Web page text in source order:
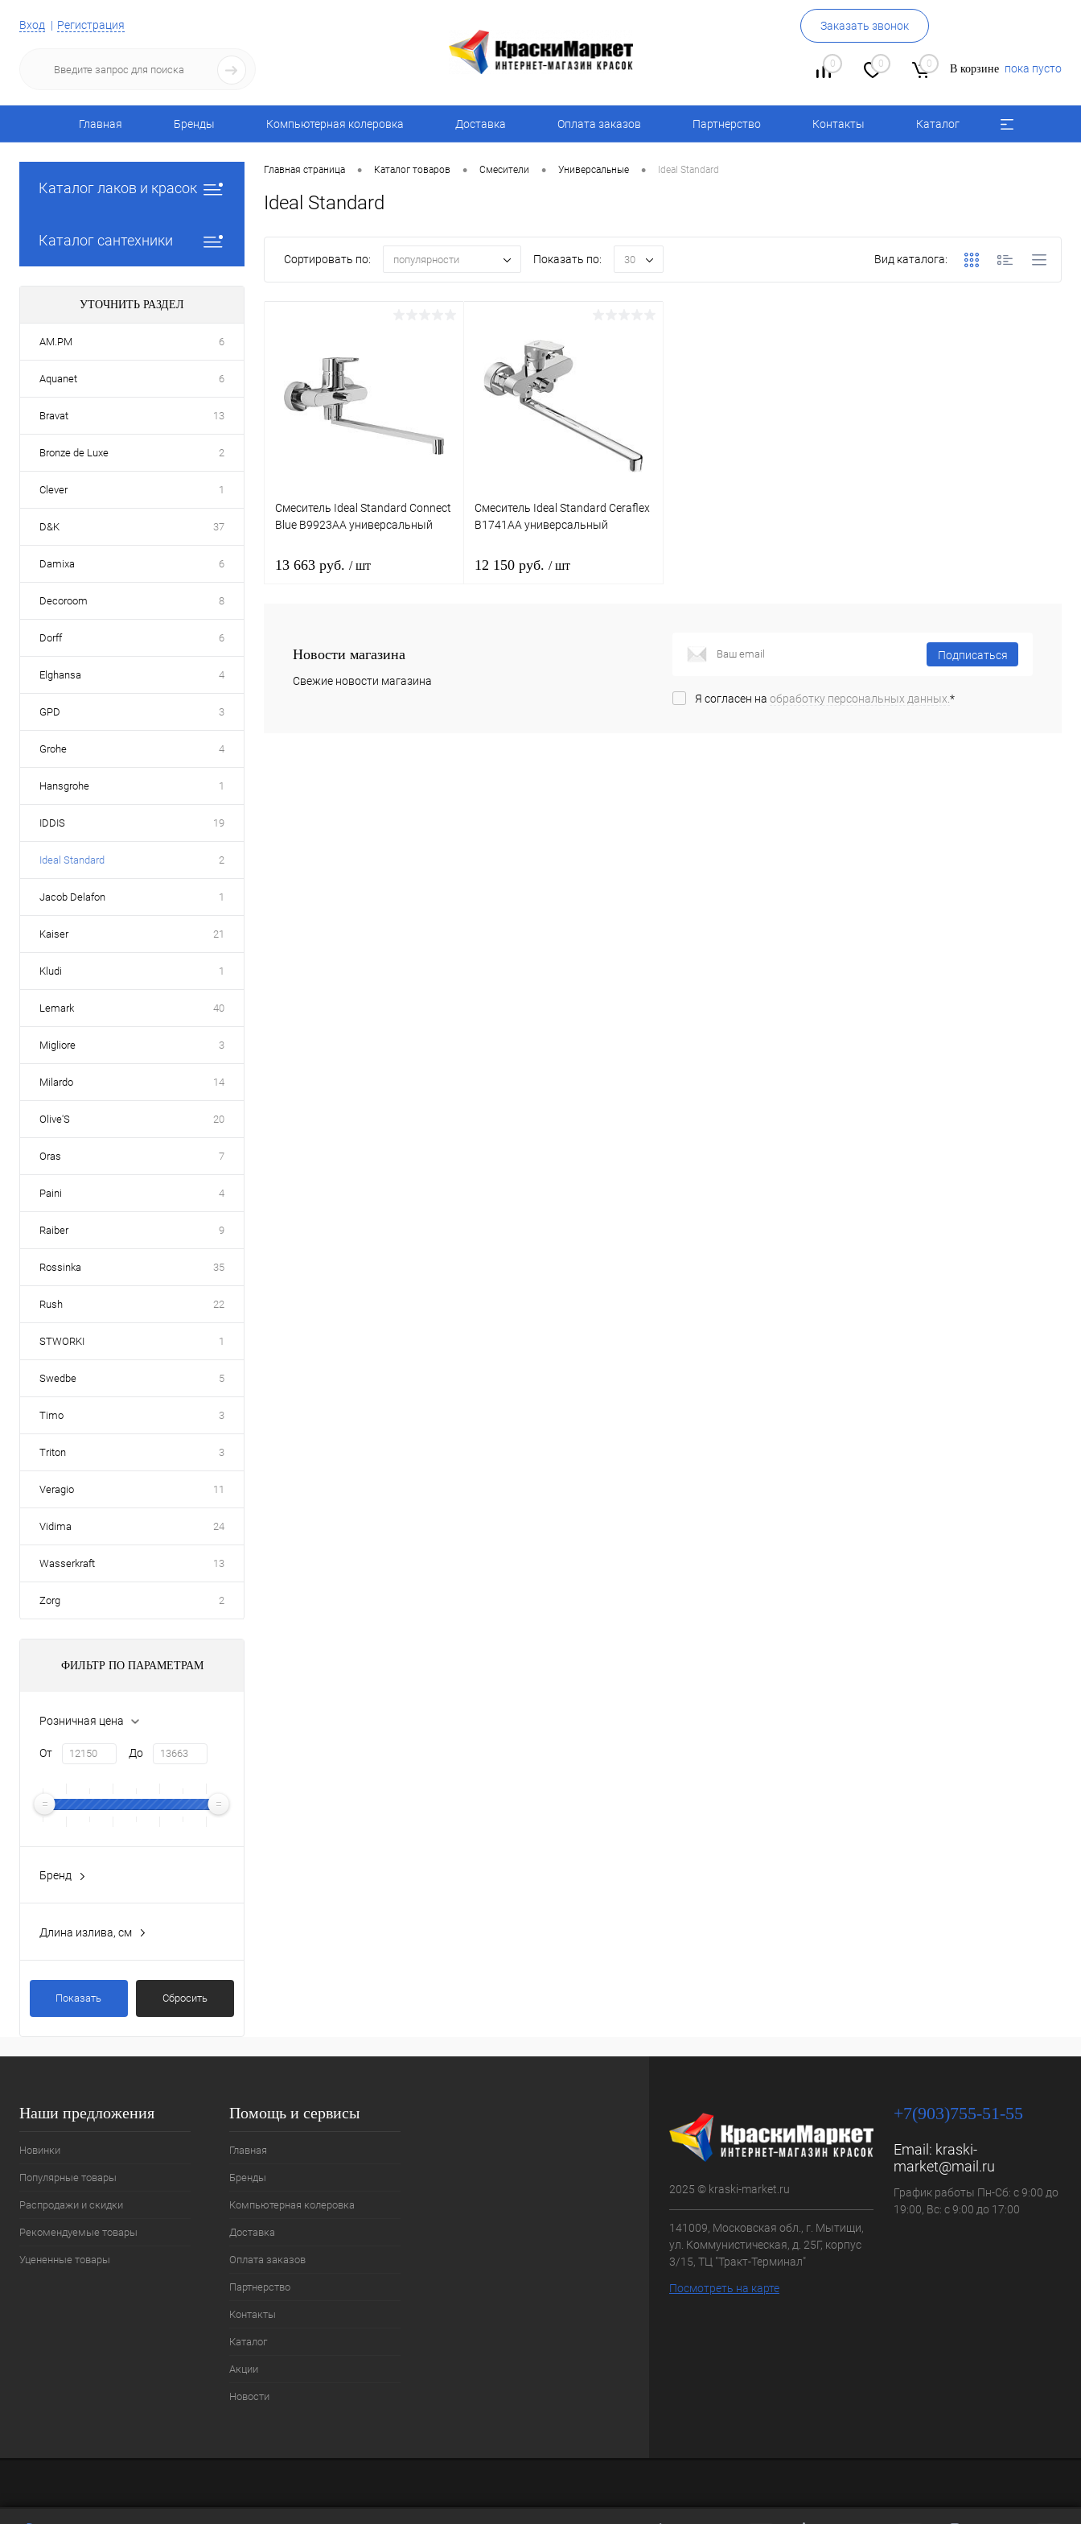
Вход Регистрация Заказать звонок
0 0 0 В корзине пока пусто
Главная Бренды Компьютерная колеровка Доставка Оплата заказов Партнерство Контакты Каталог
Каталог лаков и красок
Каталог сантехники
УТОЧНИТЬ РАЗДЕЛ
AM.PM 6
Aquanet 6
Bravat 13
Bronze de Luxe 2
Clever 1
D&K 37
Damixa 6
Decoroom 8
Dorff 6
Elghansa 4
GPD 3
Grohe 4
Hansgrohe 1
IDDIS 19
Ideal Standard 2
Jacob Delafon 1
Kaiser 21
Kludi 1
Lemark 40
Migliore 3
Milardo 14
Olive'S 20
Oras 7
Paini 4
Raiber 9
Rossinka 35
Rush 22
STWORKI 1
Swedbe 5
Timo 3
Triton 3
Veragio 11
Vidima 24
Wasserkraft 13
Zorg 2
ФИЛЬТР ПО ПАРАМЕТРАМ
Розничная цена
От До
Бренд
Длина излива, см
Показать Сбросить
Главная страница • Каталог товаров • Смесители • Универсальные • Ideal Standard
Ideal Standard
Сортировать по: популярности Показать по: 30 Вид каталога:
Смеситель Ideal Standard Connect
Blue B9923AA универсальный
13 663 руб. / шт
Купить в 1 клик
Смеситель Ideal Standard Ceraflex
B1741AA универсальный
12 150 руб. / шт
Новости магазина
Свежие новости магазина
Подписаться
Я согласен на обработку персональных данных. *
Наши предложения
Новинки
Популярные товары
Распродажи и скидки
Рекомендуемые товары
Уцененные товары
Помощь и сервисы
Главная
Бренды
Компьютерная колеровка
Доставка
Оплата заказов
Партнерство
Контакты
Каталог
Акции
Новости
2025 © kraski-market.ru
141009, Московская обл., г. Мытищи,
ул. Коммунистическая, д. 25Г, корпус
3/15, ТЦ "Тракт-Терминал"
Посмотреть на карте
+7(903)755-51-55
Email: kraski-
market@mail.ru
График работы Пн-Сб: с 9:00 до
19:00, Вс: с 9:00 до 17:00